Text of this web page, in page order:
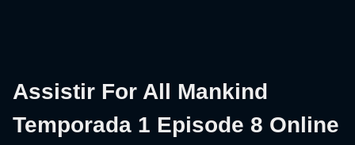
Assistir For All Mankind
Temporada 1 Episode 8 Online